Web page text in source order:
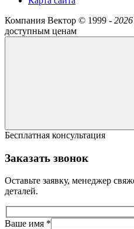
Компания Вектор © 1999 - 2026
доступным ценам
Бесплатная консультация
Заказать звонок
Оставьте заявку, менеджер
деталей.
Ваше имя *